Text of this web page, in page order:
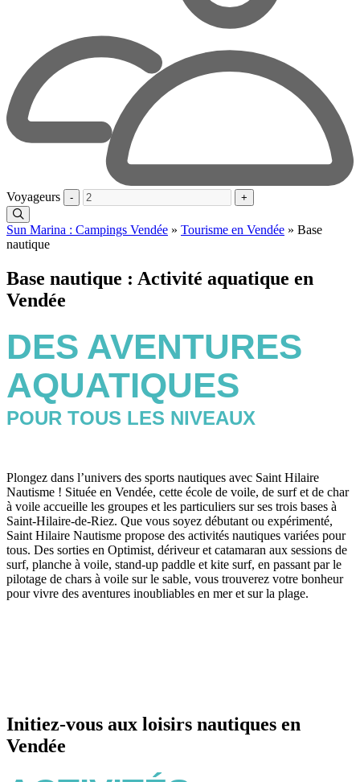
Voyageurs - +
Sun Marina : Campings Vendée » Tourisme en Vendée » Base
nautique
Base nautique : Activité aquatique en
Vendée
DES AVENTURES
AQUATIQUES
POUR TOUS LES NIVEAUX
Plongez dans l’univers des sports nautiques avec Saint Hilaire
Nautisme ! Située en Vendée, cette école de voile, de surf et de char
à voile accueille les groupes et les particuliers sur ses trois bases à
Saint-Hilaire-de-Riez. Que vous soyez débutant ou expérimenté,
Saint Hilaire Nautisme propose des activités nautiques variées pour
tous. Des sorties en Optimist, dériveur et catamaran aux sessions de
surf, planche à voile, stand-up paddle et kite surf, en passant par le
pilotage de chars à voile sur le sable, vous trouverez votre bonheur
pour vivre des aventures inoubliables en mer et sur la plage.
Initiez-vous aux loisirs nautiques en
Vendée